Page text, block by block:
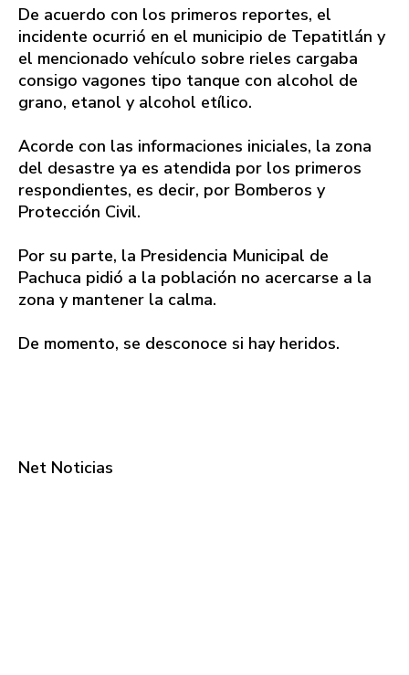
De acuerdo con los primeros reportes, el
incidente ocurrió en el municipio de Tepatitlán y
el mencionado vehículo sobre rieles cargaba
consigo vagones tipo tanque con alcohol de
grano, etanol y alcohol etílico.
Acorde con las informaciones iniciales, la zona
del desastre ya es atendida por los primeros
respondientes, es decir, por Bomberos y
Protección Civil.
Por su parte, la Presidencia Municipal de
Pachuca pidió a la población no acercarse a la
zona y mantener la calma.
De momento, se desconoce si hay heridos.
Net Noticias